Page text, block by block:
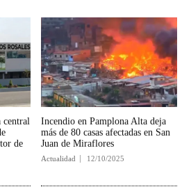
central
de
Incendio en Pamplona Alta deja
más de 80 casas afectadas en San
Juan de Miraflores
Actualidad 12/10/2025